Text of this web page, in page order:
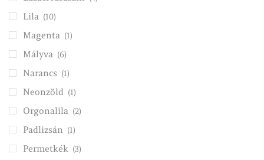
Lila (10)
Magenta (1)
Mályva (6)
Narancs (1)
Neonzöld (1)
Orgonalila (2)
Padlizsán (1)
Permetkék (3)